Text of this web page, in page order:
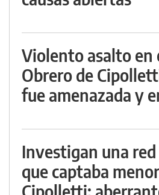
Violento asalto en
Obrero de
fue amenazada y
Investigan una
que captaba